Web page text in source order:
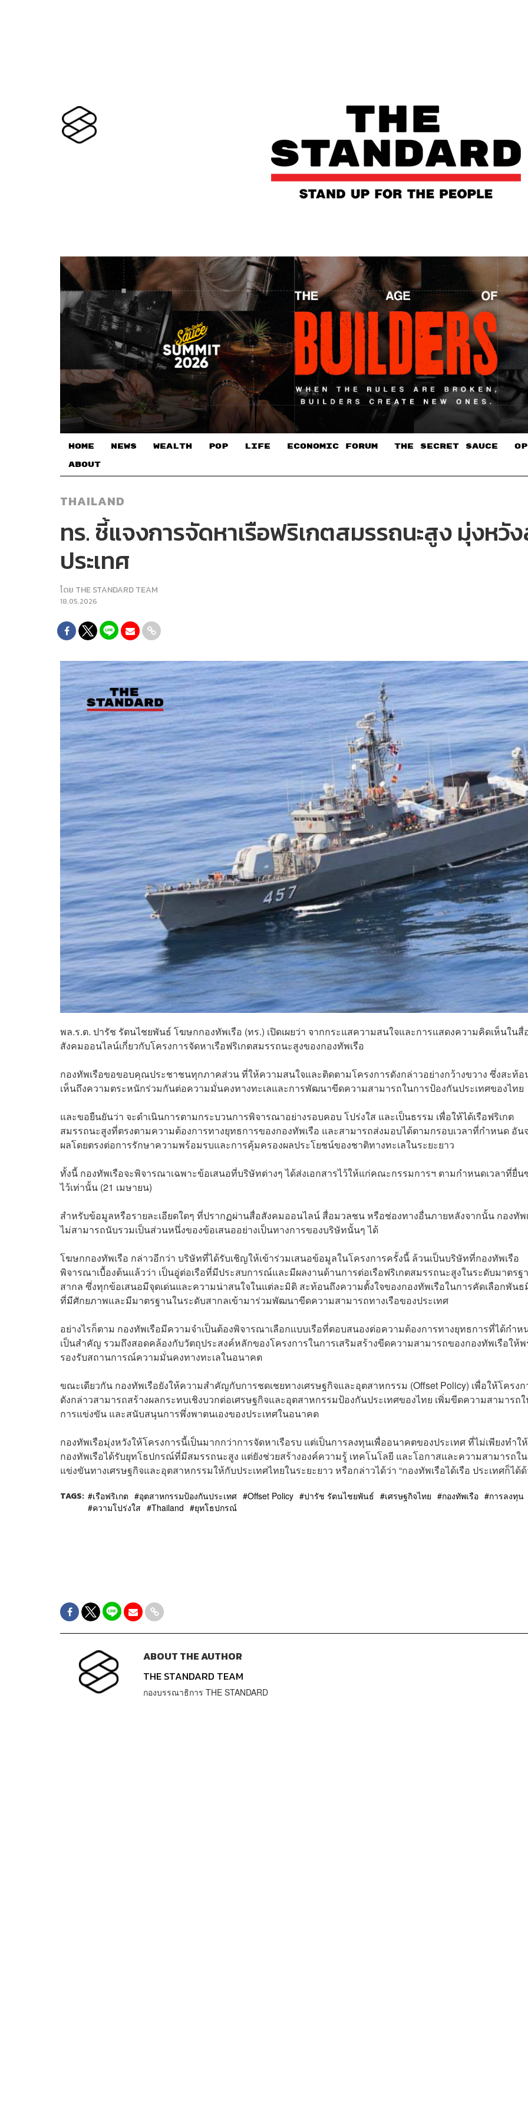
HOME NEWS WEALTH POP LIFE ECONOMIC FORUM THE SECRET SAUCE​
ABOUT
THAILAND
ทร. ชี้แจงการจัดหาเรือฟริเกตสมรรถนะสูง มุ่งหวั
ประเทศ
โดย THE STANDARD TEAM
18.05.2026
พล.ร.ต. ปารัช รัตนไชยพันธ์ โฆษกกองทัพเรือ (ทร.) เปิดเผยว่า จากกระแสความสนใจและการแสดงความคิดเห็นในสื่
สังคมออนไลน์เกี่ยวกับโครงการจัดหาเรือฟริเกตสมรรถนะสูงของกองทัพเรือ
กองทัพเรือขอขอบคุณประชาชนทุกภาคส่วน ที่ให้ความสนใจและติดตามโครงการดังกล่าวอย่างกว้างขวาง ซึ่งสะท้อ
เห็นถึงความตระหนักร่วมกันต่อความมั่นคงทางทะเลและการพัฒนาขีดความสามารถในการป้องกันประเทศของไทย
และขอยืนยันว่า จะดำเนินการตามกระบวนการพิจารณาอย่างรอบคอบ โปร่งใส และเป็นธรรม เพื่อให้ได้เรือฟริเกต
สมรรถนะสูงที่ตรงตามความต้องการทางยุทธการของกองทัพเรือ และสามารถส่งมอบได้ตามกรอบเวลาที่กำหนด อัน
ผลโดยตรงต่อการรักษาความพร้อมรบและการคุ้มครองผลประโยชน์ของชาติทางทะเลในระยะยาว
ทั้งนี้ กองทัพเรือจะพิจารณาเฉพาะข้อเสนอที่บริษัทต่างๆ ได้ส่งเอกสารไว้ให้แก่คณะกรรมการฯ ตามกำหนดเวลาที่ยื่น
ไว้เท่านั้น (21 เมษายน)
สำหรับข้อมูลหรือรายละเอียดใดๆ ที่ปรากฏผ่านสื่อสังคมออนไลน์ สื่อมวลชน หรือช่องทางอื่นภายหลังจากนั้น กองทัพ
ไม่สามารถนับรวมเป็นส่วนหนึ่งของข้อเสนออย่างเป็นทางการของบริษัทนั้นๆ ได้
โฆษกกองทัพเรือ กล่าวอีกว่า บริษัทที่ได้รับเชิญให้เข้าร่วมเสนอข้อมูลในโครงการครั้งนี้ ล้วนเป็นบริษัทที่กองทัพเรือ
พิจารณาเบื้องต้นแล้วว่า เป็นอู่ต่อเรือที่มีประสบการณ์และมีผลงานด้านการต่อเรือฟริเกตสมรรถนะสูงในระดับมาตรฐ
สากล ซึ่งทุกข้อเสนอมีจุดเด่นและความน่าสนใจในแต่ละมิติ สะท้อนถึงความตั้งใจของกองทัพเรือในการคัดเลือกพันธ
ที่มีศักยภาพและมีมาตรฐานในระดับสากลเข้ามาร่วมพัฒนาขีดความสามารถทางเรือของประเทศ
อย่างไรก็ตาม กองทัพเรือมีความจำเป็นต้องพิจารณาเลือกแบบเรือที่ตอบสนองต่อความต้องการทางยุทธการที่ได้กำห
เป็นสำคัญ รวมถึงสอดคล้องกับวัตถุประสงค์หลักของโครงการในการเสริมสร้างขีดความสามารถของกองทัพเรือให้
รองรับสถานการณ์ความมั่นคงทางทะเลในอนาคต
ขณะเดียวกัน กองทัพเรือยังให้ความสำคัญกับการชดเชยทางเศรษฐกิจและอุตสาหกรรม (Offset Policy) เพื่อให้โครงก
ดังกล่าวสามารถสร้างผลกระทบเชิงบวกต่อเศรษฐกิจและอุตสาหกรรมป้องกันประเทศของไทย เพิ่มขีดความสามารถ
การแข่งขัน และสนับสนุนการพึ่งพาตนเองของประเทศในอนาคต
กองทัพเรือมุ่งหวังให้โครงการนี้เป็นมากกว่าการจัดหาเรือรบ แต่เป็นการลงทุนเพื่ออนาคตของประเทศ ที่ไม่เพียงทำให้
กองทัพเรือได้รับยุทโธปกรณ์ที่มีสมรรถนะสูง แต่ยังช่วยสร้างองค์ความรู้ เทคโนโลยี และโอกาสและความสามารถใ
แข่งขันทางเศรษฐกิจและอุตสาหกรรมให้กับประเทศไทยในระยะยาว หรือกล่าวได้ว่า “กองทัพเรือได้เรือ ประเทศก็ได้ด้
TAGS: เรือฟริเกต อุตสาหกรรมป้องกันประเทศ Offset Policy ปารัช รัตนไชยพันธ์ เศรษฐกิจไทย กองทัพเรือ
การลงทุน
ความโปร่งใส
Thailand ยุทโธปกรณ์
ABOUT THE AUTHOR
THE STANDARD TEAM
กองบรรณาธิการ THE STANDARD